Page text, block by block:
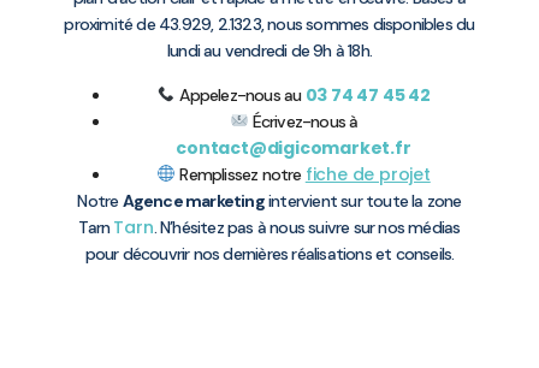
proximité de 43.929, 2.1323, nous sommes disponibles du
lundi au vendredi de 9h à 18h.
Appelez-nous au 03 74 47 45 42
Écrivez-nous à
contact@digicomarket.fr
Remplissez notre fiche de projet
Notre Agence marketingintervient sur toute la zone
TarnTarn. N’hésitez pas à nous suivre sur nos médias
pour découvrir nos dernières réalisations et conseils.